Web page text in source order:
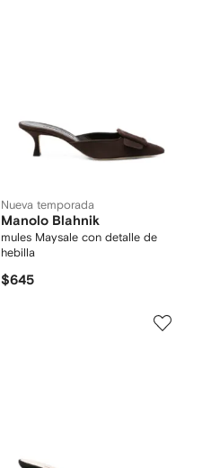
Nueva temporada
Manolo Blahnik
mules Maysale con detalle de
hebilla
$645